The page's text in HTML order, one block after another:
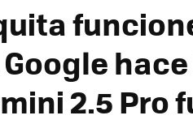
2.5 Pro